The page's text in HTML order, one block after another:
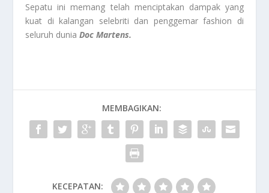
Sepatu ini memang telah menciptakan dampak yang
kuat di kalangan selebriti dan penggemar fashion di
seluruh duniaDoc Martens.
MEMBAGIKAN:
KECEPATAN: